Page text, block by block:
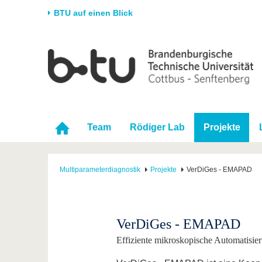
BTU auf einen Blick
Universität
Karriere & Engagement
Partnerschaften &
Strukturwandel
Forschung
Förderung
Wissenschaftlicher
Nachwuchs
Im
Team Rödiger Lab Projekte
Multiparameterdiagnostik Projekte VerDiGes - EMAPAD
VerDiGes - EMAPAD
Effiziente mikroskopische